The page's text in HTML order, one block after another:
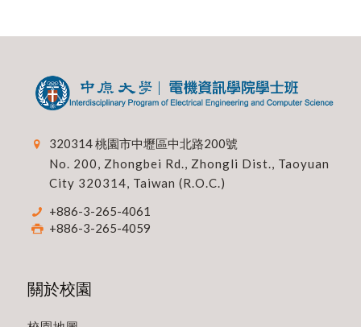
320314 桃園市中壢區中北路200號
No. 200, Zhongbei Rd., Zhongli Dist., Taoyuan
City 320314, Taiwan (R.O.C.)
+886-3-265-4061
+886-3-265-4059
關於校園